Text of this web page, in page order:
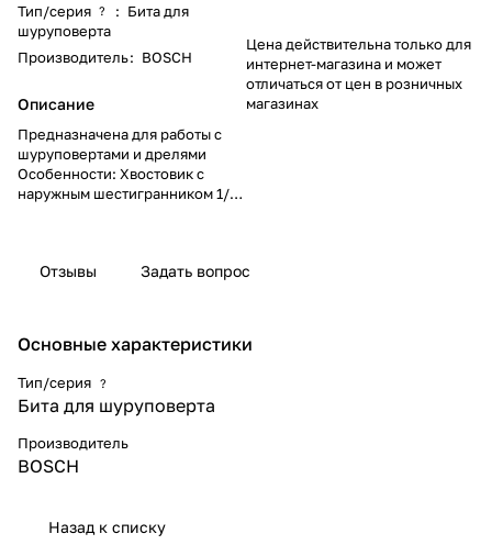
Тип/серия ? : Бита для
шуруповерта
Производитель: BOSCH
Описание
Предназначена для работы с
шуруповертами и дрелями
Особенности: Хвостовик с
наружным шестигранником 1/4
Цена действительна только для
интернет-магазина и может
отличаться от цен в розничных
магазинах
Отзывы Задать вопрос
Основные характеристики
Тип/серия ?
Бита для шуруповерта
Производитель
BOSCH
Назад к списку